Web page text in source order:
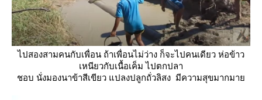
ไปสองสามคนกับเพื่อน ถ้าเพื่อนไม่ว่าง ก็จะไปคนเดียว ห่อข้าว
เหนียวกับเนื้อเค็ม ไปตกปลา
ชอบ นั่งมองนาข้าสีเขียว แปลงปลูกถั่วลิสง มีความสุขมากมา